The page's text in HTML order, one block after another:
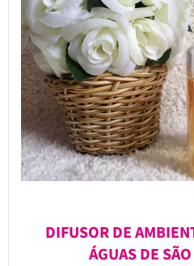
DIFUSOR DE
ÁGUAS DE